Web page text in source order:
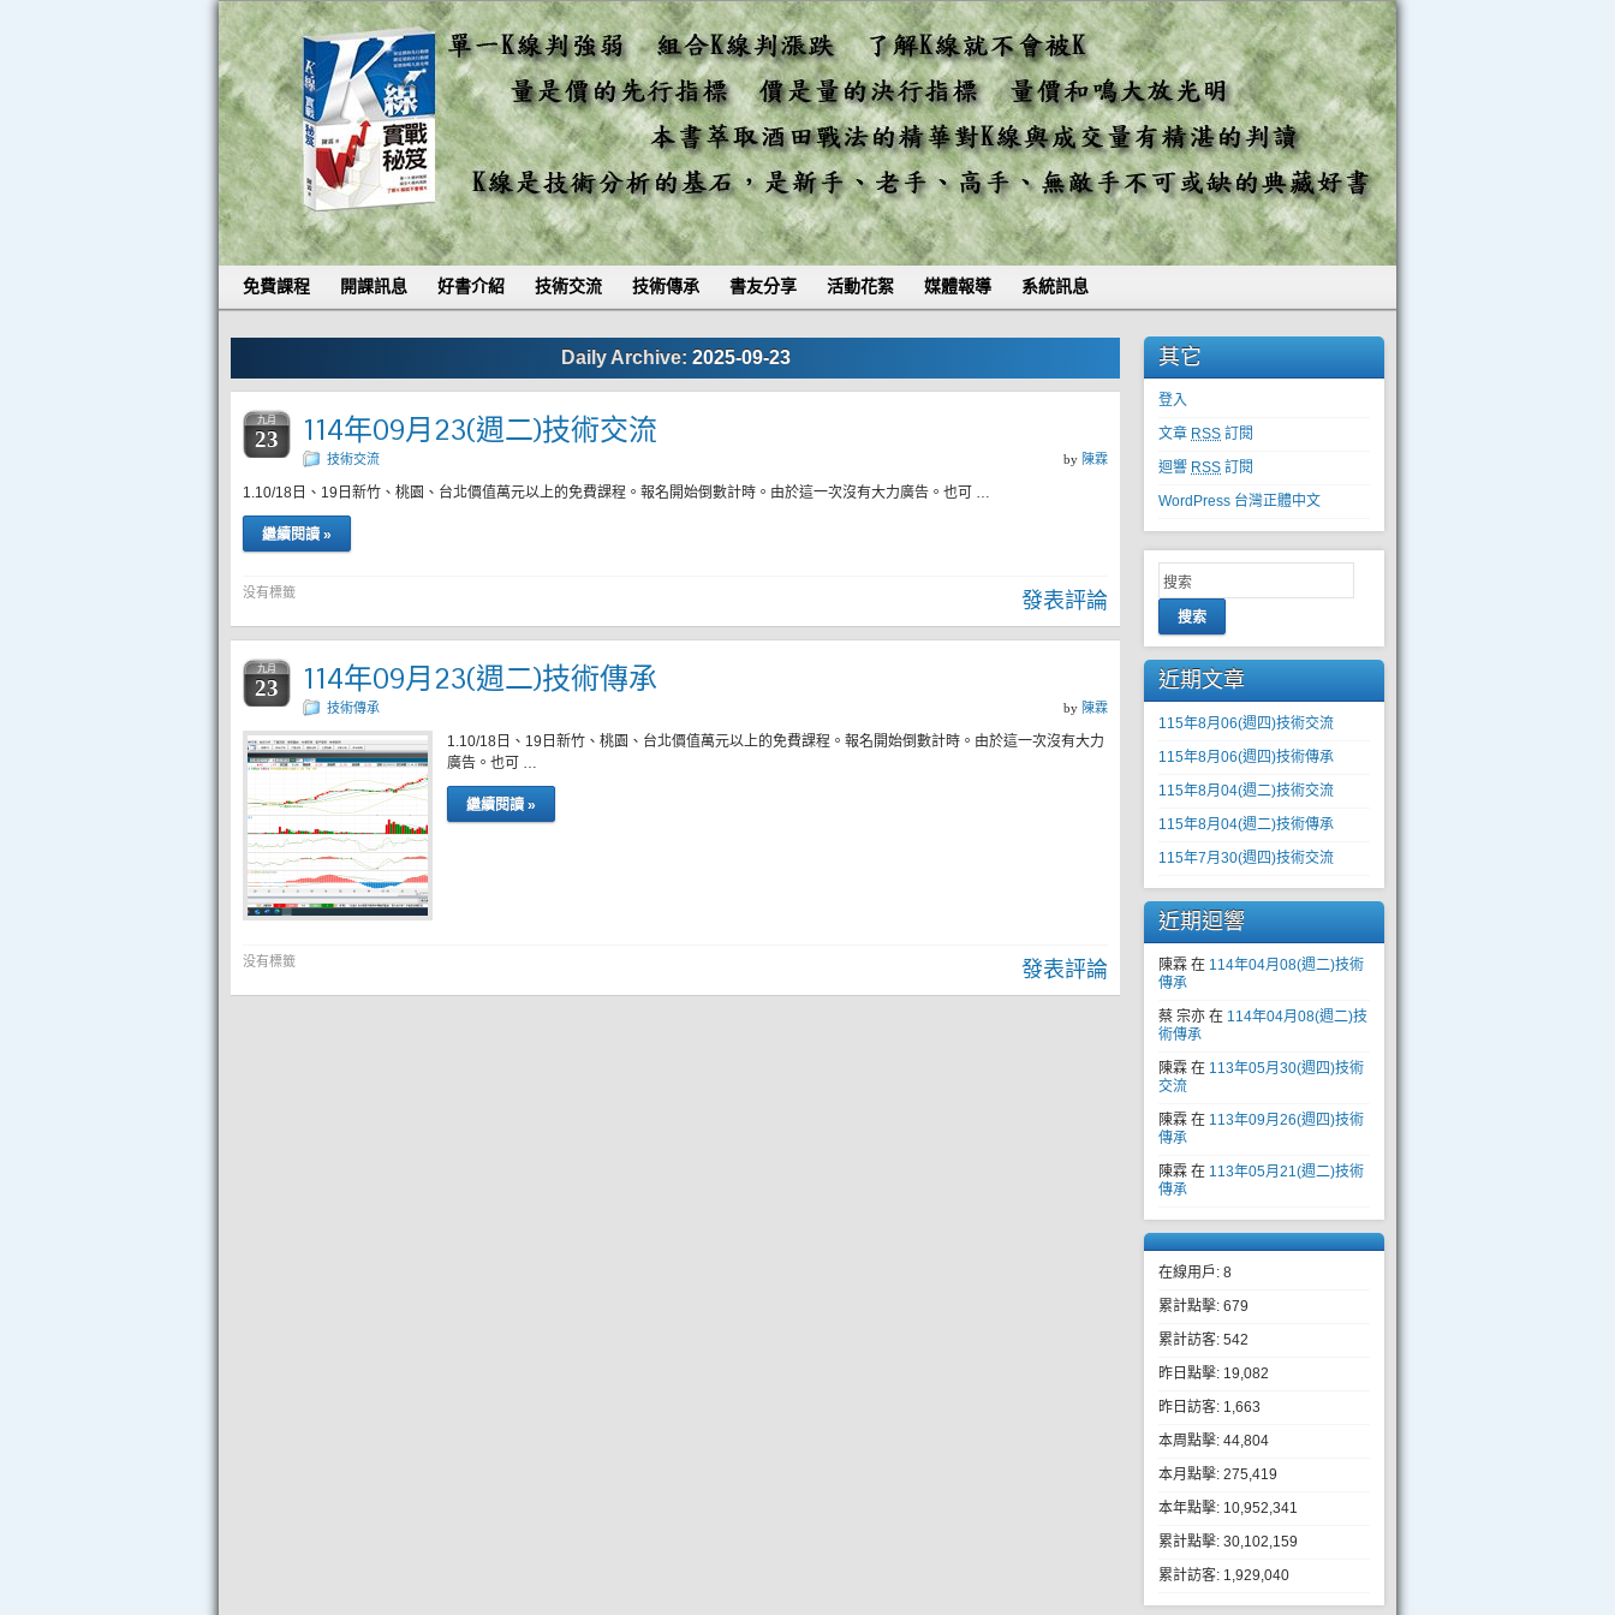
免費課程 開課訊息 好書介紹 技術交流 技術傳承 書友分享 活動花絮 媒體報導 系統訊息
Daily Archive: 2025-09-23
九月
23 114年09月23(週二)技術交流
技術交流 by 陳霖
1.10/18日、19日新竹、桃園、台北價值萬元以上的免費課程。報名開始倒數計時。由於這一次沒有大力廣告。也可 …
繼續閱讀 »
没有標籤 發表評論
九月
23 114年09月23(週二)技術傳承
技術傳承 by 陳霖
1.10/18日、19日新竹、桃園、台北價值萬元以上的免費課程。報名開始倒數計時。由於這一次沒有大力
廣告。也可 …
繼續閱讀 »
没有標籤 發表評論
其它
登入
文章 RSS 訂閱
迴響 RSS 訂閱
WordPress 台灣正體中文
搜索
近期文章
115年8月06(週四)技術交流
115年8月06(週四)技術傳承
115年8月04(週二)技術交流
115年8月04(週二)技術傳承
115年7月30(週四)技術交流
近期迴響
陳霖 在 114年04月08(週二)技術
傳承
蔡 宗亦 在 114年04月08(週二)技
術傳承
陳霖 在 113年05月30(週四)技術
交流
陳霖 在 113年09月26(週四)技術
傳承
陳霖 在 113年05月21(週二)技術
傳承
在線用戶: 8
累計點擊: 679
累計訪客: 542
昨日點擊: 19,082
昨日訪客: 1,663
本周點擊: 44,804
本月點擊: 275,419
本年點擊: 10,952,341
累計點擊: 30,102,159
累計訪客: 1,929,040